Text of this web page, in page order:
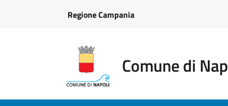
Regione Campania
Comune di